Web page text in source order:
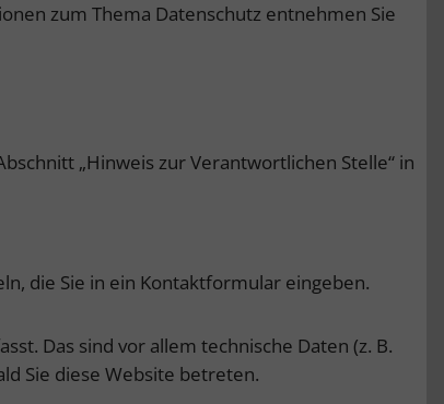
zum Thema Datenschutz entnehmen Sie
„Hinweis zur Verantwortlichen Stelle“ in
die Sie in ein Kontaktformular eingeben.
Das sind vor allem technische Daten (z. B.
Sie diese Website betreten.